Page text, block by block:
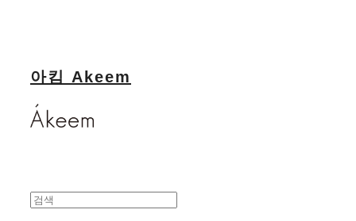
아킴 Akeem